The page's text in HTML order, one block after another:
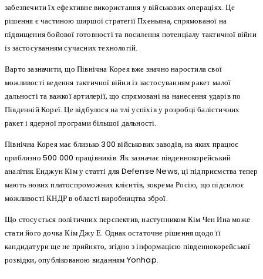
забезпечити їх ефективне використання у військових операціях. Це
рішення є частиною ширшої стратегії Пхеньяна, спрямованої на
підвищення бойової готовності та посилення потенціалу тактичної війни
із застосуванням сучасних технологій.
Варто зазначити, що Північна Корея вже значно наростила свої
можливості ведення тактичної війни із застосуванням ракет малої
дальності та важкої артилерії, що спрямовані на нанесення ударів по
Південній Кореї. Це відбулося на тлі успіхів у розробці балістичних
ракет і ядерної програми більшої дальності.
Північна Корея має близько 300 військових заводів, на яких працює
приблизно 500 000 працівників. Як зазначає південнокорейський
аналітик Енджун Кім у статті для Defense News, ці підприємства тепер
мають нових платоспроможних клієнтів, зокрема Росію, що підсилює
можливості КНДР в області виробництва зброї.
Що стосується політичних перспектив, наступником Кім Чен Ина може
стати його дочка Кім Джу Е. Однак остаточне рішення щодо її
кандидатури ще не прийнято, згідно з інформацією південнокорейської
розвідки, опублікованою виданням Yonhap.